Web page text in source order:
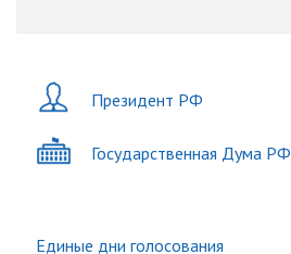
Президент РФ
Государственная Дума РФ
Единые дни голосования